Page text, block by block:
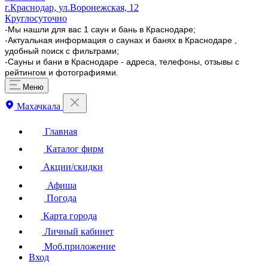
г.Краснодар, ул.Воронежская, 12
Круглосуточно
-Мы нашли для вас 1 саун и бань в Краснодаре;
-Актуальная информация о саунах и банях в Краснодаре ,
удобный поиск с фильтрами;
-Сауны и бани в Краснодаре - адреса, телефоны, отзывы с
рейтингом и фотографиями.
Меню
Махачкала
Главная
Каталог фирм
Акции/скидки
Афиша
Погода
Карта города
Личный кабинет
Моб.приложение
Вход